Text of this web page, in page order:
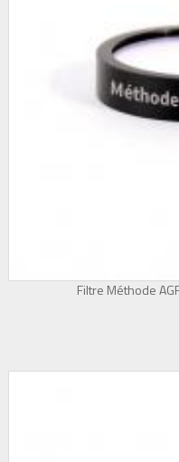
Filtre Méthode